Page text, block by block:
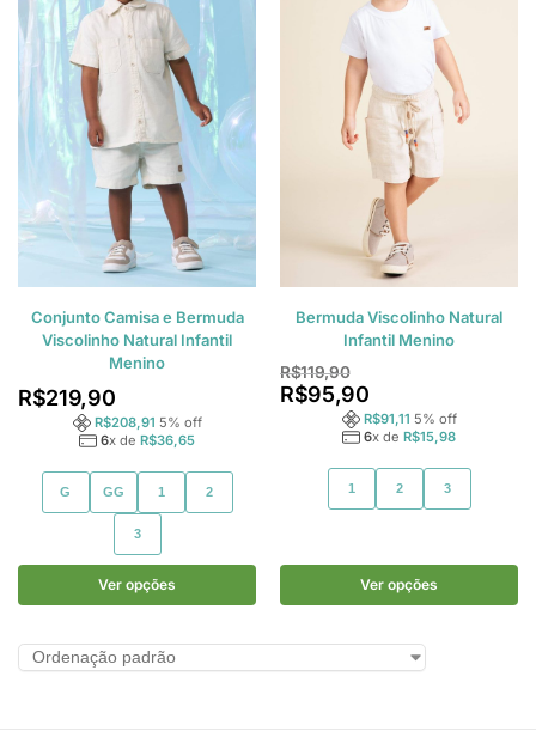
Conjunto Camisa e Bermuda
Viscolinho Natural Infantil
Menino
R$219,90
R$208,91 5% off
6x de R$36,65
G GG 1 2
3
Ver opções
Bermuda Viscolinho Natural
Infantil Menino
R$119,90
R$95,90
R$91,11 5% off
6x de R$15,98
1 2 3
Ver opções